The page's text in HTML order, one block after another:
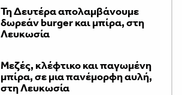
Τη Δευτέρα απολαμβάνουμε
δωρεάν burger και μπίρα, στη
Λευκωσία
Μεζές, κλέφτικο και παγωμένη
μπίρα, σε μια πανέμορφη αυλή,
στη Λευκωσία